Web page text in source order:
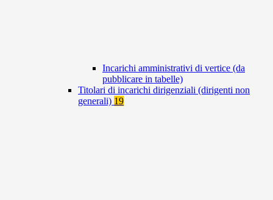
Incarichi amministrativi di vertice (da
pubblicare in tabelle)
Titolari di incarichi dirigenziali (dirigenti non
generali) 19